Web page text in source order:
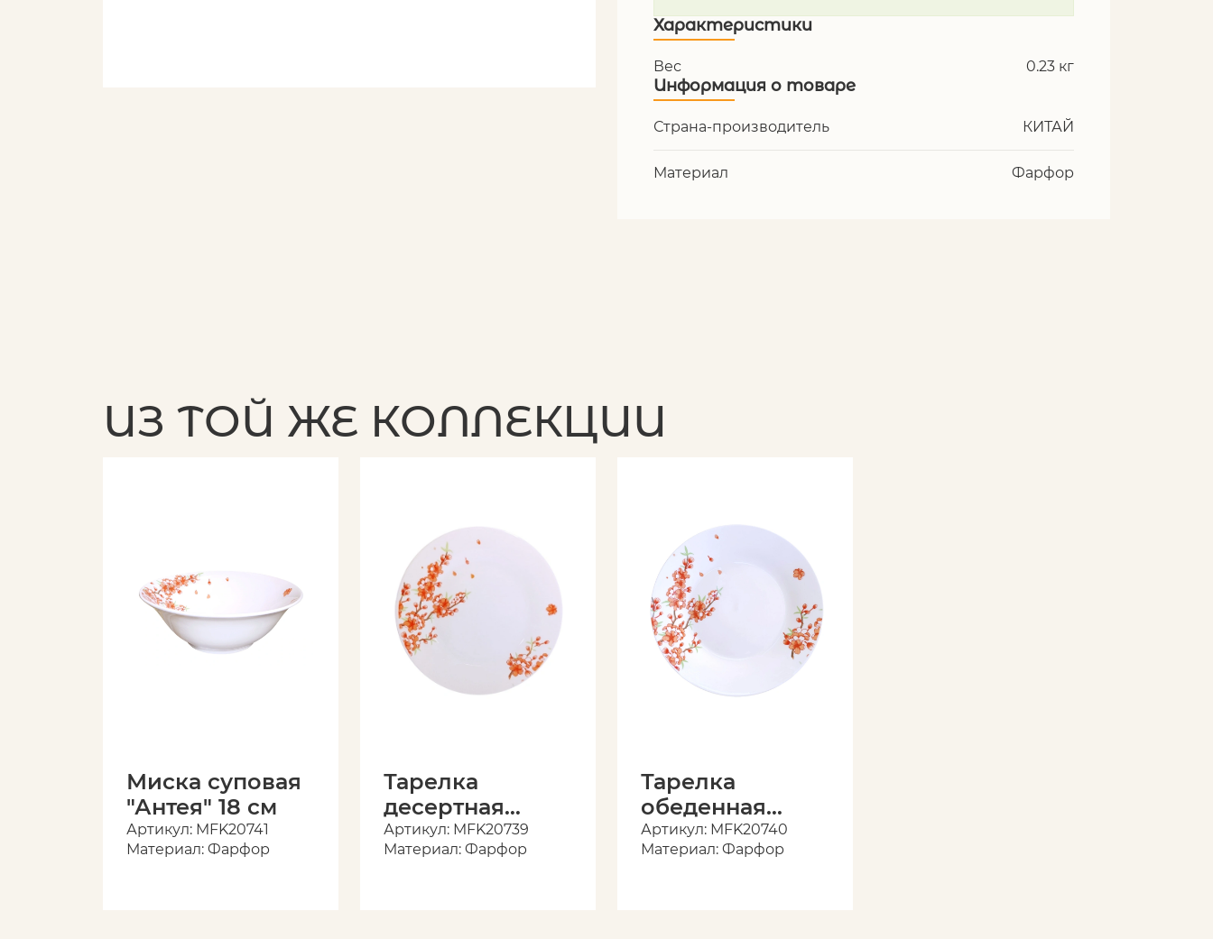
Характеристики
Вес 0.23 кг
Информация о товаре
Страна-производитель КИТАЙ
Материал Фарфор
ИЗ ТОЙ ЖЕ КОЛЛЕКЦИИ
Миска суповая
"Антея" 18 см
Артикул: MFK20741
Материал: Фарфор
Тарелка
десертная
"Антея" 19 см
Артикул: MFK20739
Материал: Фарфор
Тарелка
обеденная
"Антея" 23 см
Артикул: MFK20740
Материал: Фарфор